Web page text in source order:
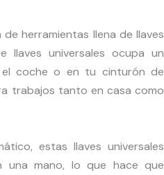
herramientas llena de llaves
llaves universales ocupa un
el coche o en tu cinturón de
trabajos tanto en casa como
estas llaves universales
una mano, lo que hace que